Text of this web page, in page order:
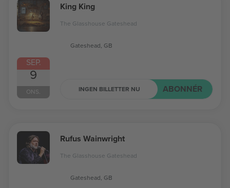
SEP.
9
ONS.
King King
The Glasshouse Gateshead
Gateshead, GB
INGEN BILLETTER NU ABONNÉR
Rufus Wainwright
The Glasshouse Gateshead
Gateshead, GB